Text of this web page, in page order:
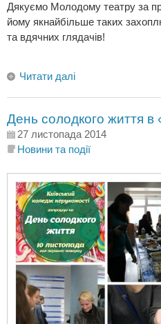
Дякуємо Молодому театру за
йому якнайбільше таких
та вдячних глядачів!
Читати далі
День солодкого життя в
27 листопада 2014
Новини та події